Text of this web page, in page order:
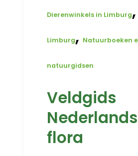
Dierenwinkels in Limburg,
Limburg, Natuurboeken
natuurgidsen
Veldgids
flora